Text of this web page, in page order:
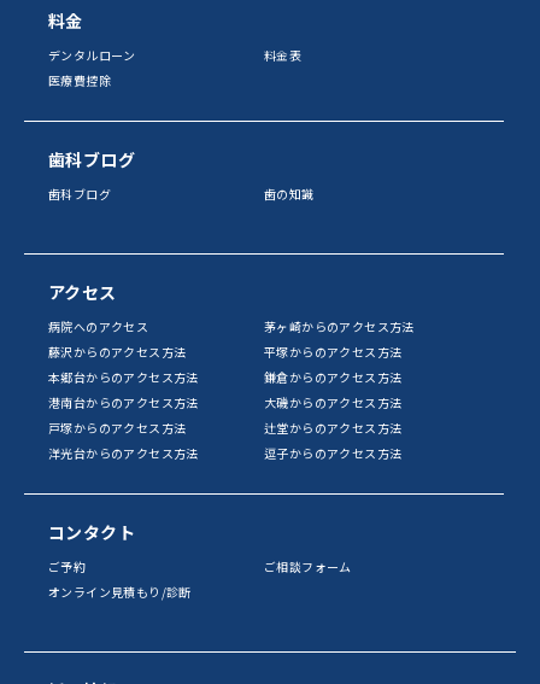
料金
デンタルローン
料金表
医療費控除
歯科ブログ
歯科ブログ 歯の知識
アクセス
病院へのアクセス
茅ヶ崎からのアクセス方法
藤沢からのアクセス方法
平塚からのアクセス方法
本郷台からのアクセス方法
鎌倉からのアクセス方法
港南台からのアクセス方法
大磯からのアクセス方法
戸塚からのアクセス方法
辻堂からのアクセス方法
洋光台からのアクセス方法
逗子からのアクセス方法
コンタクト
ご予約
ご相談フォーム
オンライン見積もり/診断